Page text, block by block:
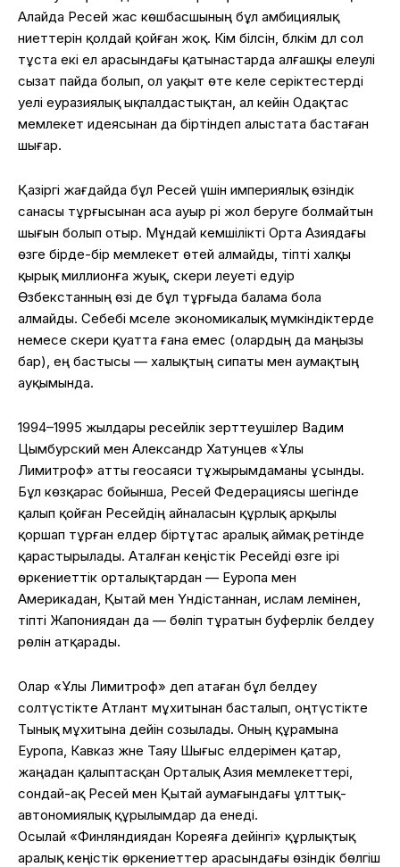
Алайда Ресей жас көшбасшының бұл амбициялық
ниеттерін қолдай қойған жоқ. Кім білсін, бәлкім дәл сол
тұста екі ел арасындағы қатынастарда алғашқы елеулі
сызат пайда болып, ол уақыт өте келе серіктестерді
әуелі еуразиялық ықпалдастықтан, ал кейін Одақтас
мемлекет идеясынан да біртіндеп алыстата бастаған
шығар.
Қазіргі жағдайда бұл Ресей үшін империялық өзіндік
санасы тұрғысынан аса ауыр әрі жол беруге болмайтын
шығын болып отыр. Мұндай кемшілікті Орта Азиядағы
өзге бірде-бір мемлекет өтей алмайды, тіпті халқы
қырық миллионға жуық, әскери әлеуеті едәуір
Өзбекстанның өзі де бұл тұрғыда балама бола
алмайды. Себебі мәселе экономикалық мүмкіндіктерде
немесе әскери қуатта ғана емес (олардың да маңызы
бар), ең бастысы — халықтың сипаты мен аумақтың
ауқымында.
1994–1995 жылдары ресейлік зерттеушілер Вадим
Цымбурский мен Александр Хатунцев «Ұлы
Лимитроф» атты геосаяси тұжырымдаманы ұсынды.
Бұл көзқарас бойынша, Ресей Федерациясы шегінде
қалып қойған Ресейдің айналасын құрлық арқылы
қоршап тұрған елдер біртұтас аралық аймақ ретінде
қарастырылады. Аталған кеңістік Ресейді өзге ірі
өркениеттік орталықтардан — Еуропа мен
Америкадан, Қытай мен Үндістаннан, ислам әлемінен,
тіпті Жапониядан да — бөліп тұратын буферлік белдеу
рөлін атқарады.
Олар «Ұлы Лимитроф» деп атаған бұл белдеу
солтүстікте Атлант мұхитынан басталып, оңтүстікте
Тынық мұхитына дейін созылады. Оның құрамына
Еуропа, Кавказ және Таяу Шығыс елдерімен қатар,
жаңадан қалыптасқан Орталық Азия мемлекеттері,
сондай-ақ Ресей мен Қытай аумағындағы ұлттық-
автономиялық құрылымдар да енеді.
Осылай «Финляндиядан Кореяға дейінгі» құрлықтық
аралық кеңістік өркениеттер арасындағы өзіндік бөлгіш